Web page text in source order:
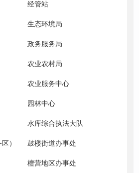
经管站
生态环境局
政务服务局
农业农村局
农业服务中心
园林中心
水库综合执法大队
） 鼓楼街道办事处
檀营地区办事处